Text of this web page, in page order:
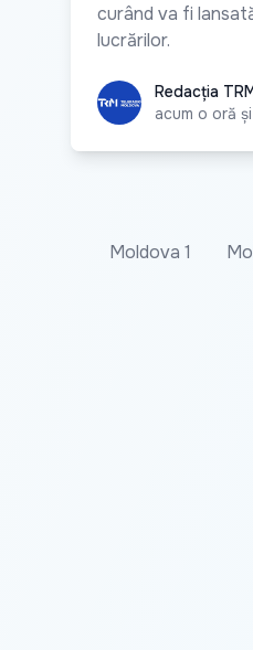
curând va fi
lucrărilor.
Redacția TRM
Redacția
acum o oră
Moldova 1